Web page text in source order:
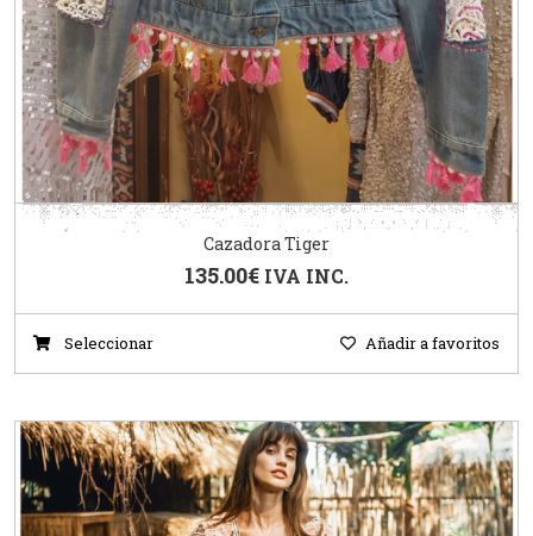
Cazadora Tiger
135.00€ IVA INC.
Seleccionar Añadir a favoritos